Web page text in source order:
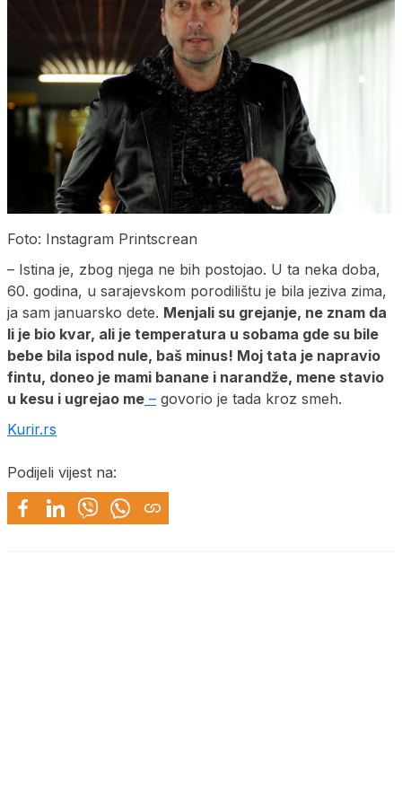
Foto: Instagram Printscrean
– Istina je, zbog njega ne bih postojao. U ta neka doba,
60. godina, u sarajevskom porodilištu je bila jeziva zima,
ja sam januarsko dete. Menjali su grejanje, ne znam da
li je bio kvar, ali je temperatura u sobama gde su bile
bebe bila ispod nule, baš minus! Moj tata je napravio
fintu, doneo je mami banane i narandže, mene stavio
u kesu i ugrejao me – govorio je tada kroz smeh.
Kurir.rs
Podijeli vijest na: